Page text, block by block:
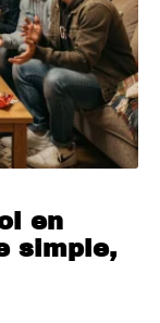
en
simple,